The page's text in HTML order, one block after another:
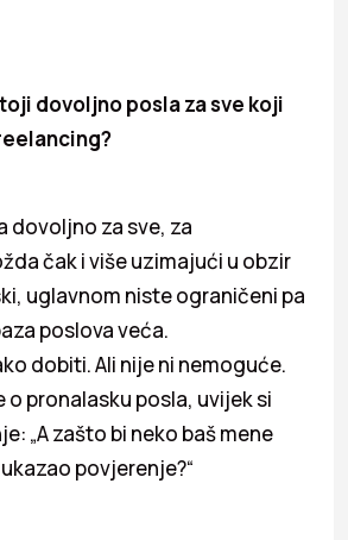
dovoljno posla za sve koji
dovoljno za sve, za
čak i više uzimajući u obzir
uglavnom niste ograničeni pa
poslova veća.
dobiti. Ali nije ni nemoguće.
o pronalasku posla, uvijek si
„A zašto bi neko baš mene
povjerenje?“